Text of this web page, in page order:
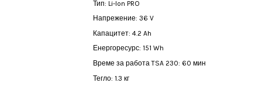
Тип: Li-Ion PRO
Напрежение: 36 V
Капацитет: 4.2 Ah
Енергоресурс: 151 Wh
Време за работа TSA 230: 60 мин
Тегло: 1.3 кг